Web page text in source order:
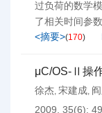
过负荷的数学
了相关时间参
<摘要>(170)
μC/OS-Ⅱ操
徐杰, 宋建成,
2009, 35(6):